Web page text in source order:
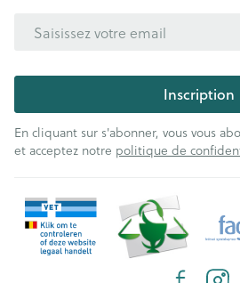
Inscription
En cliquant sur s'abonner, vous vous
et acceptez notre politique de